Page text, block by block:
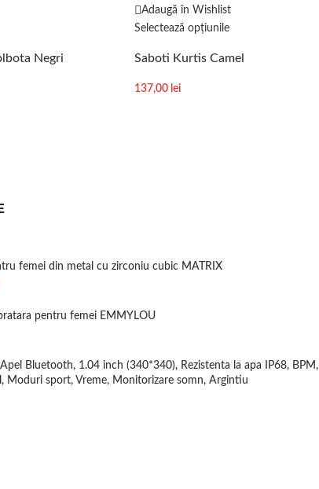
Negri
Adaugă în Wishlist
Selectează opțiunile
Saboti Kurtis Camel
137,00 lei
femei din metal cu zirconiu cubic MATRIX
pentru femei EMMYLOU
Bluetooth, 1.04 inch (340*340), Rezistenta la apa IP68, BPM,
Moduri sport, Vreme, Monitorizare somn, Argintiu